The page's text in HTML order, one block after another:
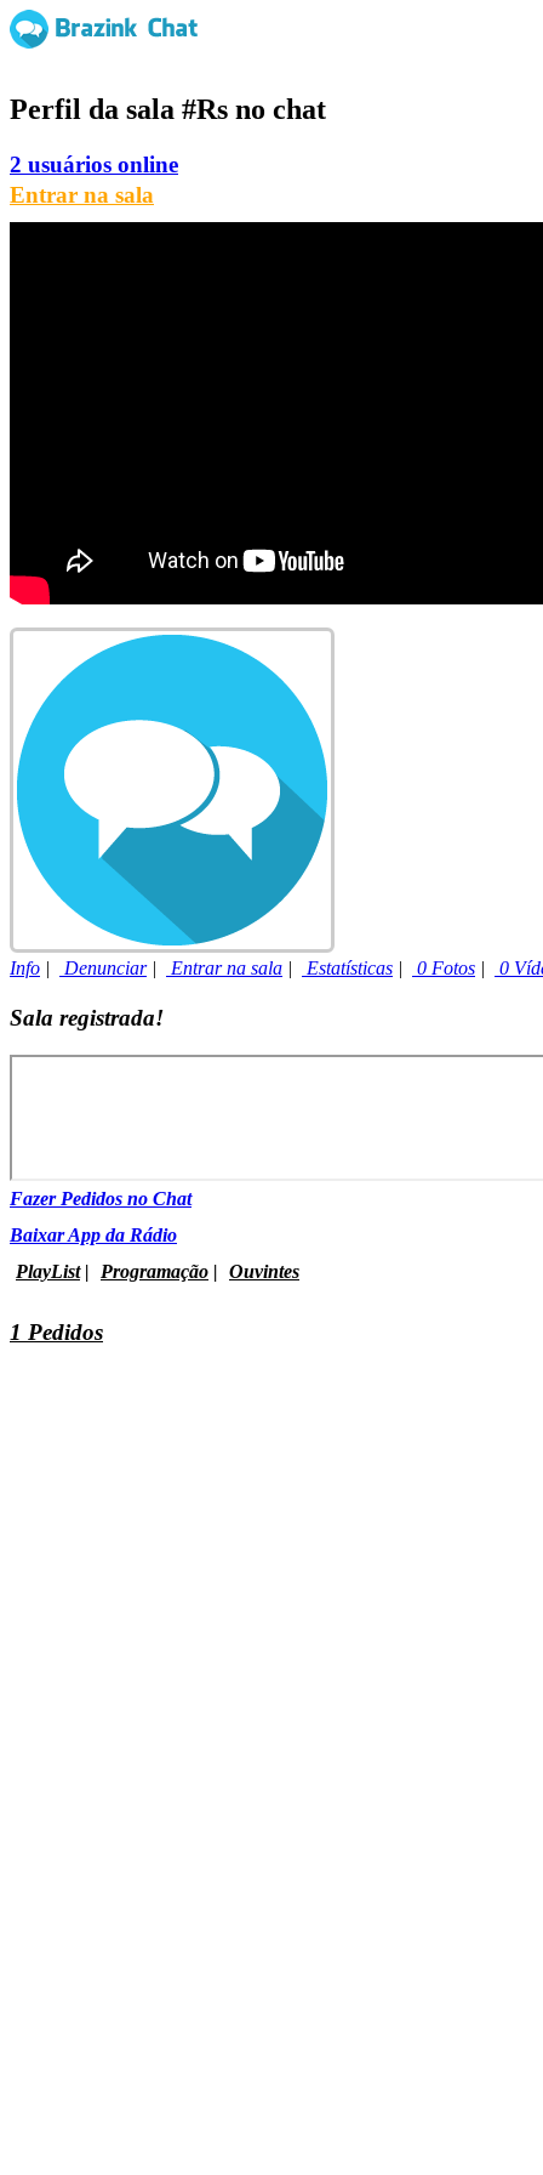
Perfil da sala #Rs no chat
2 usuários online
Entrar na sala
Info | Denunciar| Entrar na sala | Estatísticas | 0 Fotos | 0
Sala registrada!
Fazer Pedidos no Chat
Baixar App da Rádio
PlayList| Programação | Ouvintes
1 Pedidos